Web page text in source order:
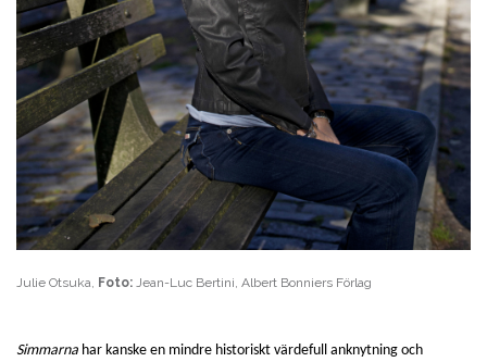
Julie Otsuka, Foto: Jean-Luc Bertini, Albert Bonniers Förlag
Simmarna har kanske en mindre historiskt värdefull anknytning och